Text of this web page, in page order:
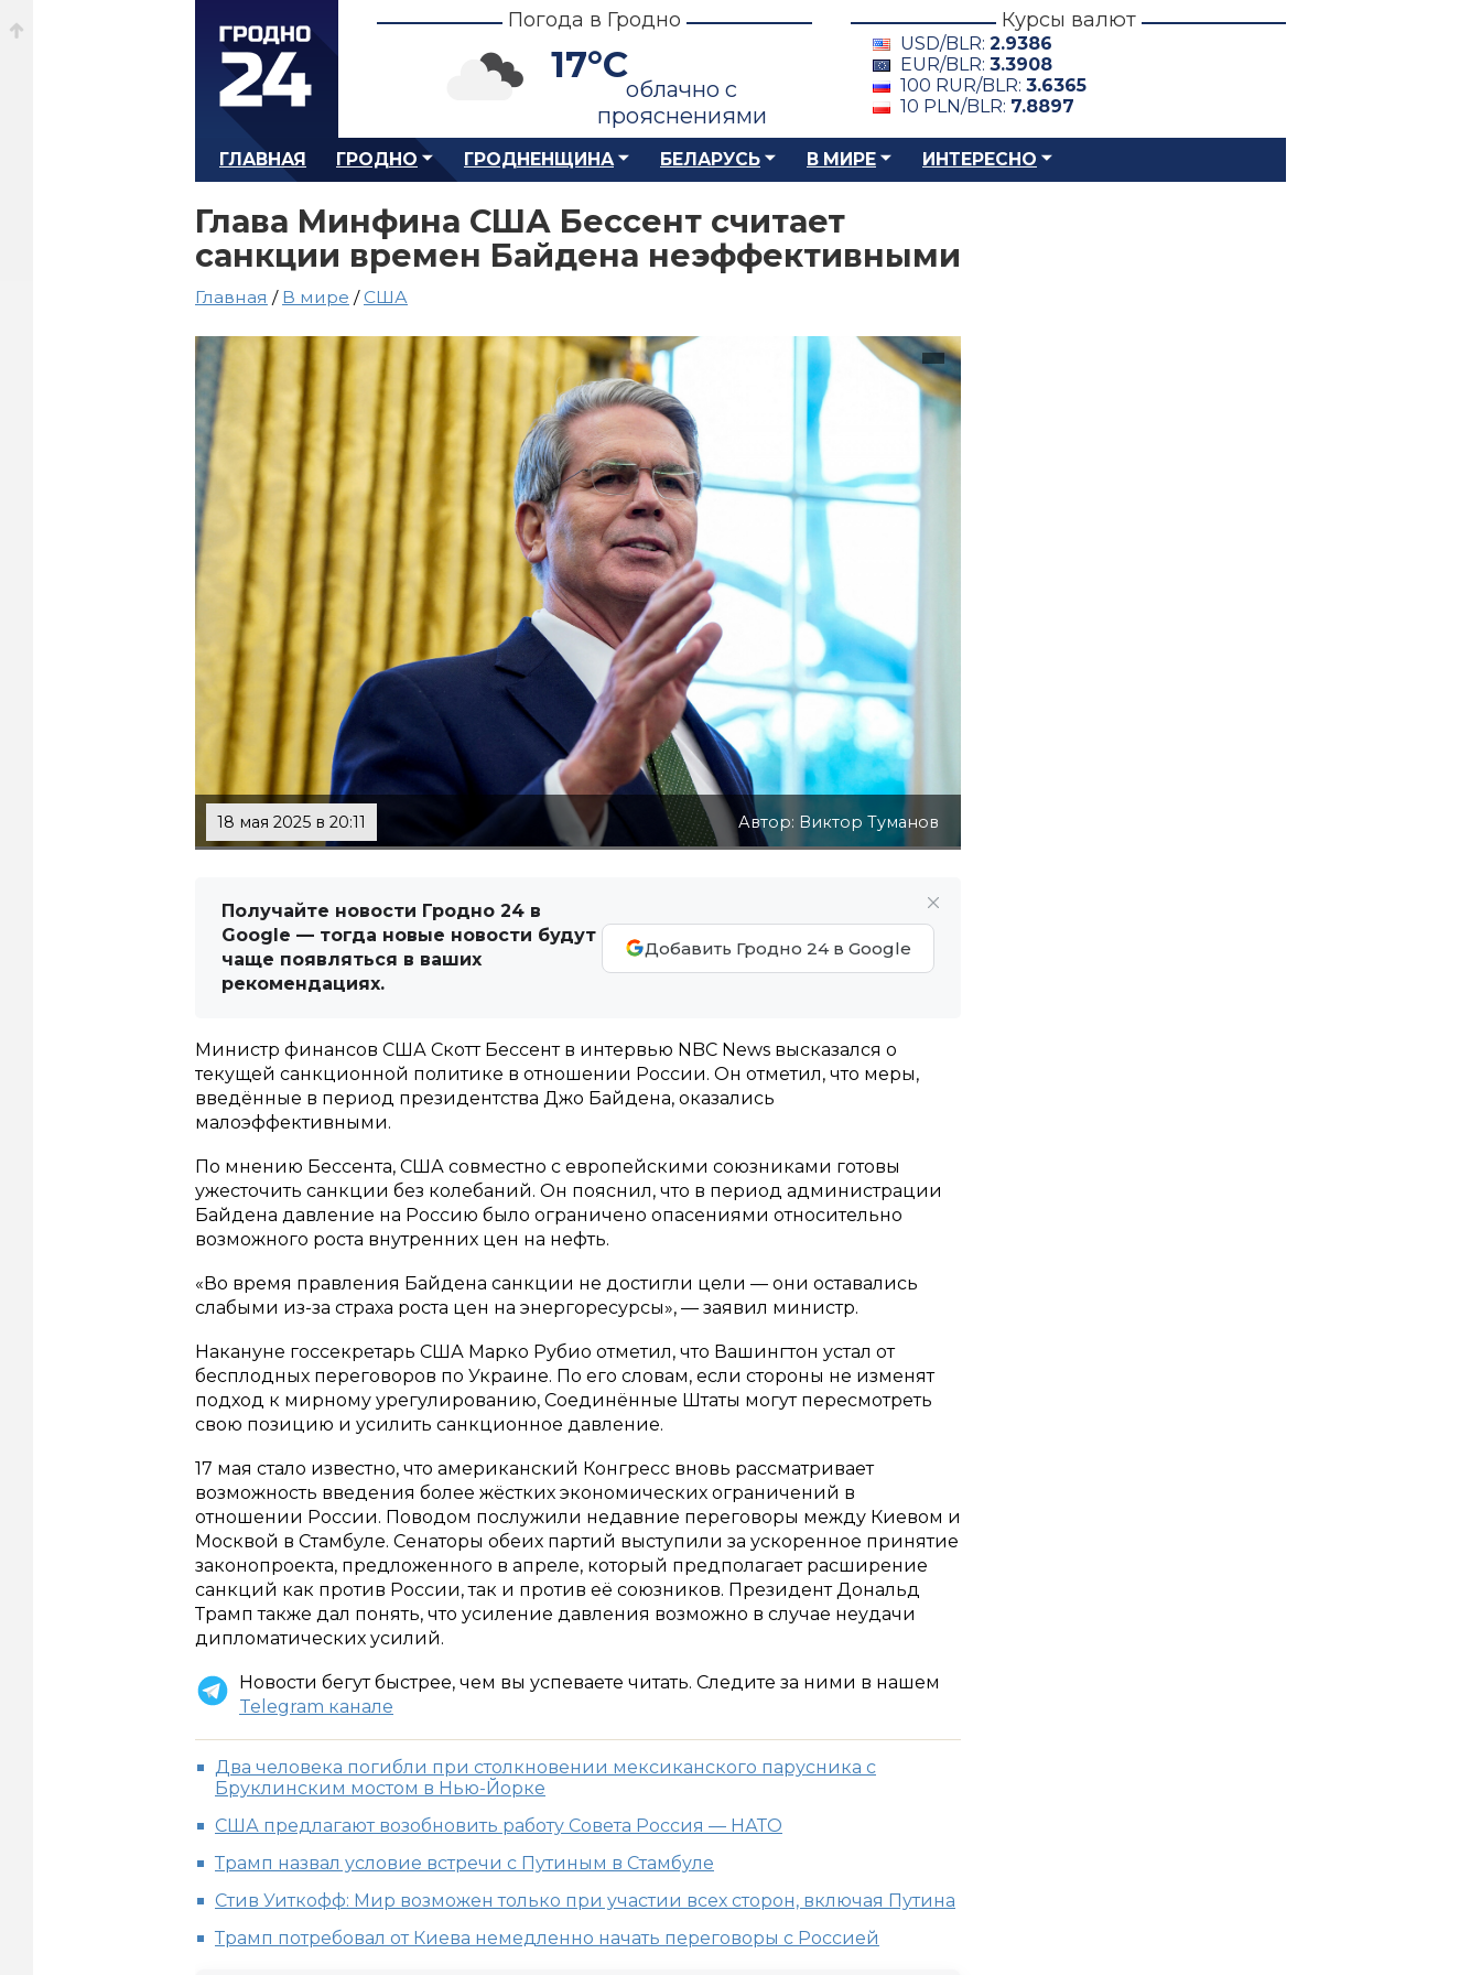
Погода в Гродно
17°C
облачно с
прояснениями
Курсы валют
USD/BLR: 2.9386
EUR/BLR: 3.3908
100 RUR/BLR: 3.6365
10 PLN/BLR: 7.8897
ГЛАВНАЯ ГРОДНО ГРОДНЕНЩИНА БЕЛАРУСЬ В МИРЕ ИНТЕРЕСНО
Глава Минфина США Бессент считает
санкции времен Байдена неэффективными
Главная / В мире /США
18 мая 2025 в 20:11 Автор: Виктор Туманов
Получайте новости Гродно 24 в
Google — тогда новые новости будут
чаще появляться в ваших
рекомендациях.
Добавить Гродно 24 в Google
Министр финансов США Скотт Бессент в интервью NBC News высказался о
текущей санкционной политике в отношении России. Он отметил, что меры,
введённые в период президентства Джо Байдена, оказались
малоэффективными.
По мнению Бессента, США совместно с европейскими союзниками готовы
ужесточить санкции без колебаний. Он пояснил, что в период администрации
Байдена давление на Россию было ограничено опасениями относительно
возможного роста внутренних цен на нефть.
«Во время правления Байдена санкции не достигли цели — они оставались
слабыми из-за страха роста цен на энергоресурсы», — заявил министр.
Накануне госсекретарь США Марко Рубио отметил, что Вашингтон устал от
бесплодных переговоров по Украине. По его словам, если стороны не изменят
подход к мирному урегулированию, Соединённые Штаты могут пересмотреть
свою позицию и усилить санкционное давление.
17 мая стало известно, что американский Конгресс вновь рассматривает
возможность введения более жёстких экономических ограничений в
отношении России. Поводом послужили недавние переговоры между Киевом и
Москвой в Стамбуле. Сенаторы обеих партий выступили за ускоренное принятие
законопроекта, предложенного в апреле, который предполагает расширение
санкций как против России, так и против её союзников. Президент Дональд
Трамп также дал понять, что усиление давления возможно в случае неудачи
дипломатических усилий.
Новости бегут быстрее, чем вы успеваете читать. Следите за ними в нашем
Telegram канале
Два человека погибли при столкновении мексиканского парусника с
Бруклинским мостом в Нью-Йорке
США предлагают возобновить работу Совета Россия — НАТО
Трамп назвал условие встречи с Путиным в Стамбуле
Стив Уиткофф: Мир возможен только при участии всех сторон, включая Путина
Трамп потребовал от Киева немедленно начать переговоры с Россией